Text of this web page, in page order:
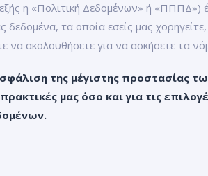
η «Πολιτική Δεδομένων» ή «ΠΠΠΔ»)
τα οποία εσείς μας
να ακολουθήσετε για να ασκήσετε τα
της μέγιστης
μας όσο και για τις